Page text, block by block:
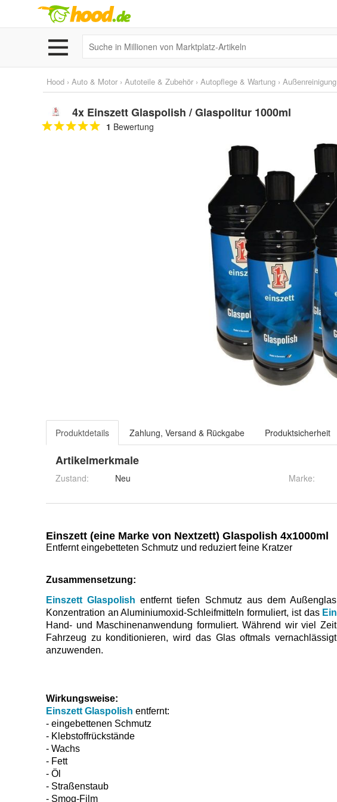
Hood › Auto & Motor › Autoteile & Zubehör › Autopflege & Wartung › Außenreinigung
4x Einszett Glaspolish / Glaspolitur 1000ml
1 Bewertung
Produktdetails Zahlung, Versand & Rückgabe Produktsicherheit
Artikelmerkmale
Zustand: Neu Marke: